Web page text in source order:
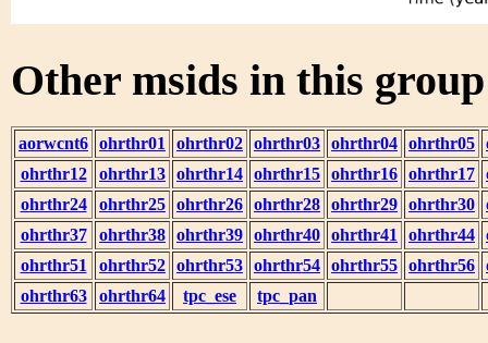
Other msids in this
aorwcnt6 ohrthr01 ohrthr02 ohrthr03 ohrthr04 ohrthr05
ohrthr12
ohrthr13 ohrthr14 ohrthr15 ohrthr16 ohrthr17
ohrthr24
ohrthr25 ohrthr26 ohrthr28 ohrthr29 ohrthr30
ohrthr37
ohrthr38 ohrthr39 ohrthr40 ohrthr41 ohrthr44
ohrthr51
ohrthr52 ohrthr53 ohrthr54 ohrthr55 ohrthr56
ohrthr63
ohrthr64 tpc_ese tpc_pan